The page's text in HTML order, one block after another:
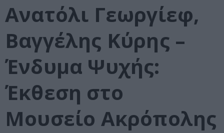
Ανατόλι Γεωργίεφ,
Βαγγέλης Κύρης –
Ένδυμα Ψυχής:
Έκθεση στο
Μουσείο Ακρόπολης